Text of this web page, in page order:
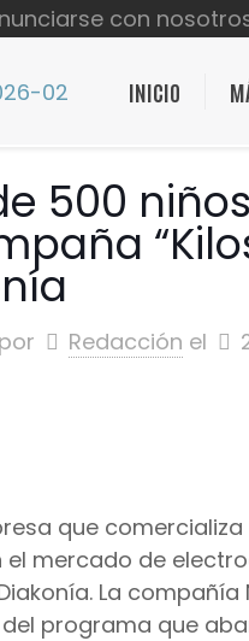
con
INICIO
500
Redacción el
que
el mercado de
La
programa que